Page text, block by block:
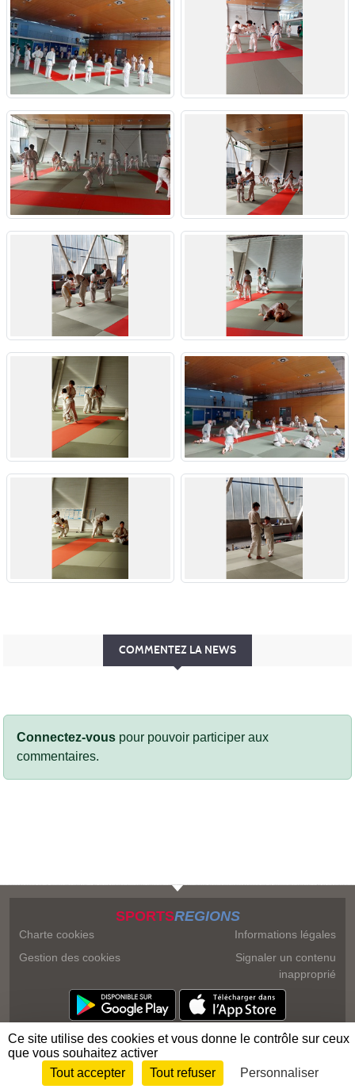
COMMENTEZ LA NEWS
Connectez-vous pour pouvoir participer aux
commentaires.
SPORTSREGIONS
Charte cookies
Gestion des cookies
Informations légales
Signaler un contenu
inapproprié
Envie de participer ? Connexion
Ce site utilise des cookies et vous donne le contrôle sur ceux
que vous souhaitez activer
Tout accepter
Tout refuser Personnaliser